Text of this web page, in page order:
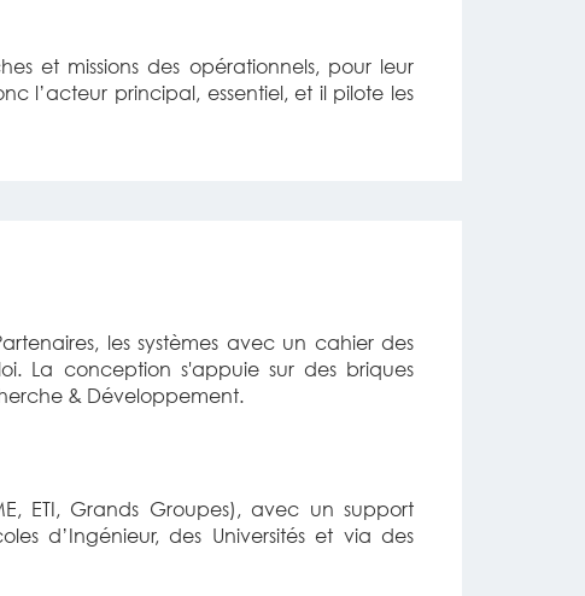
et missions des opérationnels, pour leur
l’acteur principal, essentiel, et il pilote les
les systèmes avec un cahier des
La conception s'appuie sur des briques
& Développement.
ETI, Grands Groupes), avec un support
d’Ingénieur, des Universités et via des